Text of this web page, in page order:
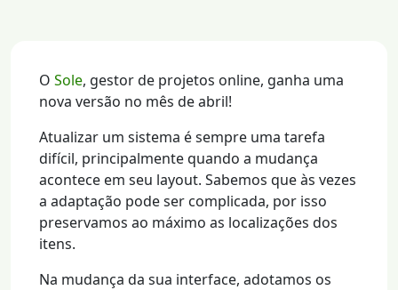
O Sole, gestor de projetos online, ganha uma
nova versão no mês de abril!
Atualizar um sistema é sempre uma tarefa
difícil, principalmente quando a mudança
acontece em seu layout. Sabemos que às vezes
a adaptação pode ser complicada, por isso
preservamos ao máximo as localizações dos
itens.
Na mudança da sua interface, adotamos os